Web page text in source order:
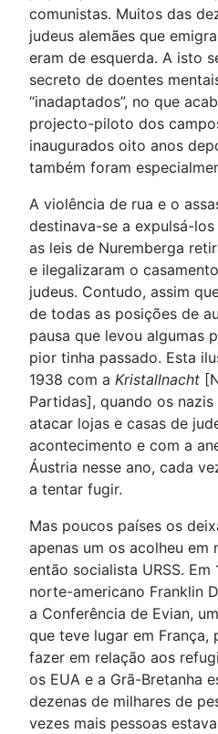
comunistas. Muitos das
judeus alemães que
eram de esquerda. A isto
secreto de doentes
“inadaptados”, no que
projecto-piloto dos
inaugurados oito anos
também foram
A violência de rua e o
destinava-se a expulsá-los
as leis de Nuremberga
e ilegalizaram o
judeus. Contudo, assim
de todas as posições de
pausa que levou algumas
pior tinha passado. Esta
1938 com a Kristallnacht
Partidas], quando os
atacar lojas e casas de
acontecimento e com a
Áustria nesse ano, cada
a tentar fugir.
Mas poucos países os
apenas um os acolheu em
então socialista URSS. Em
norte-americano Franklin
a Conferência de Evian,
que teve lugar em França,
fazer em relação aos
os EUA e a Grã-Bretanha
dezenas de milhares de
vezes mais pessoas